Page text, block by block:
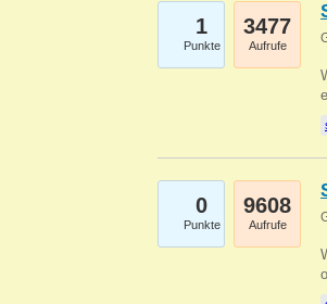
1
Punkte
3477
Aufrufe
0
Punkte
9608
Aufrufe